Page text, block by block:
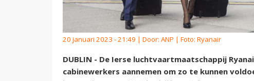
20 januari 2023 - 21:49 | Door: ANP | Foto: Ryanair
DUBLIN - De Ierse luchtvaartmaatschappij
cabinewerkers aannemen om zo te kunnen